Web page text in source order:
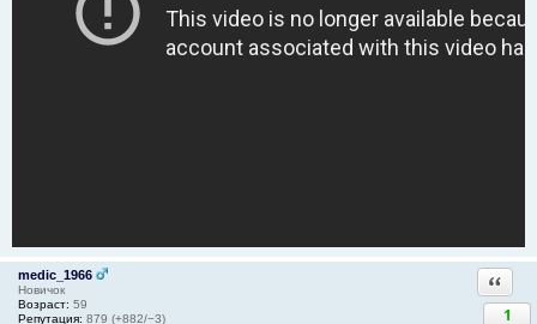
medic_1966
Новичок
Возраст: 59
Репутация: 879 (+882/−3)
1